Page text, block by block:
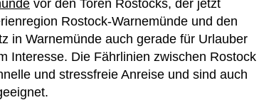
vor den Toren Rostocks, der jetzt
Rostock-Warnemünde und den
in Warnemünde auch gerade für Urlauber
Interesse. Die Fährlinien zwischen Rostock
und stressfreie Anreise und sind auch